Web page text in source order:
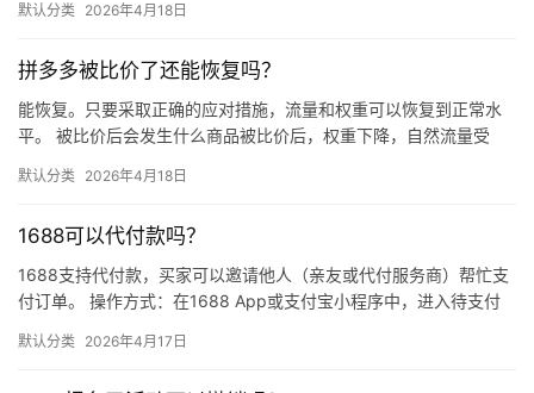
评少、…
默认分类 2026年4月18日
拼多多被比价了还能恢复吗？
能恢复。只要采取正确的应对措施，流量和权重可以恢复到正常水
平。 被比价后会发生什么商品被比价后，权重下降，自然流量受
网价格…
默认分类 2026年4月18日
1688可以代付款吗？
1688支持代付款，买家可以邀请他人（亲友或代付服务商）帮忙支
付订单。 操作方式：在1688 App或支付宝小程序中，进入待支付
默认分类 2026年4月17日